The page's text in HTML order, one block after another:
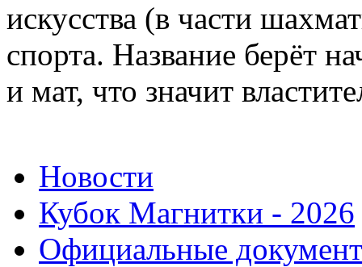
искусства (в части
спорта. Название берёт
и мат, что значит
Новости
Кубок Магнитки - 2026
Официальные